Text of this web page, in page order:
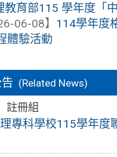
(Related News)
註冊組
專科學校115學年度
教育部115 學年度「
06-08】 114學年度
體驗活動